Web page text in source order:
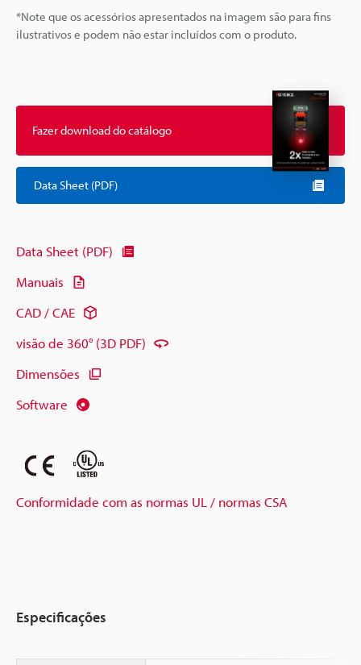
*Note que os acessórios apresentados na imagem são para fins
ilustrativos e podem não estar incluídos com o produto.
Fazer download do catálogo
Data Sheet (PDF)
Data Sheet (PDF)
Manuais
CAD / CAE
visão de 360° (3D PDF)
Dimensões
Software
Conformidade com as normas UL / normas CSA
Especificações